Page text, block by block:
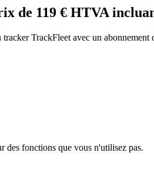
de 119 € HTVA
TrackFleet avec un abonnement
des fonctions que vous n'utilisez pas.